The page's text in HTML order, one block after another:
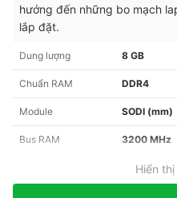
hướng đến những bo mạch
lắp đặt.
Dung lượng 8 GB
Chuẩn RAM DDR4
Module SODI (mm)
Bus RAM 3200 MHz
Hiển